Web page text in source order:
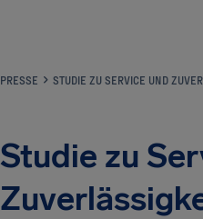
PRESSE
Studie zu